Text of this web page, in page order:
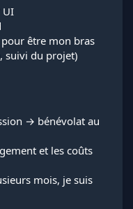
UI
être mon bras
suivi du projet)
→ bénévolat au
et les coûts
mois, je suis